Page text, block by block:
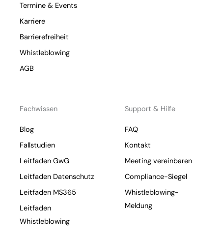
Termine & Events
Karriere
Barrierefreiheit
Whistleblowing
AGB
Fachwissen
Blog
Fallstudien
Leitfaden GwG
Leitfaden Datenschutz
Leitfaden MS365
Leitfaden
Whistleblowing
Support & Hilfe
FAQ
Kontakt
Meeting vereinbaren
Compliance-Siegel
Whistleblowing-
Meldung